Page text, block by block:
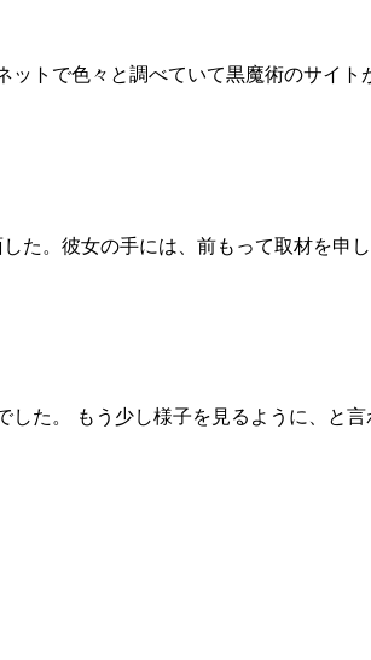
トで色々と調べていて黒魔術のサイ
た。彼女の手には、前もって取材を申
た。 もう少し様子を見るように、と